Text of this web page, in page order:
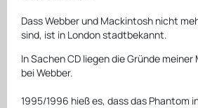
Dass Webber und Mackintosh nicht
sind, ist in London stadtbekannt.
In Sachen CD liegen die Gründe
bei Webber.
1995/1996 hieß es, dass das Phantom